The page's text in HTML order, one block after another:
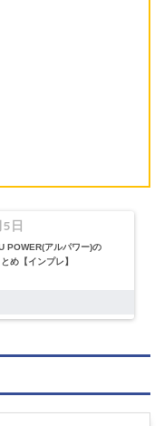
5日
POWER(アルパワー)の
め【インプレ】